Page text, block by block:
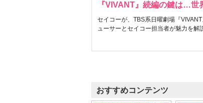
『VIVANT』続編の鍵は…世
セイコーが、TBS系日曜劇場『
ューサーとセイコー担当者が魅力を解
おすすめコンテンツ